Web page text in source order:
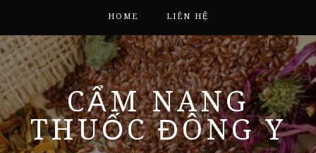
HOME LIÊN HỆ
CẨM NANG
THUỐC ĐÔNG Y